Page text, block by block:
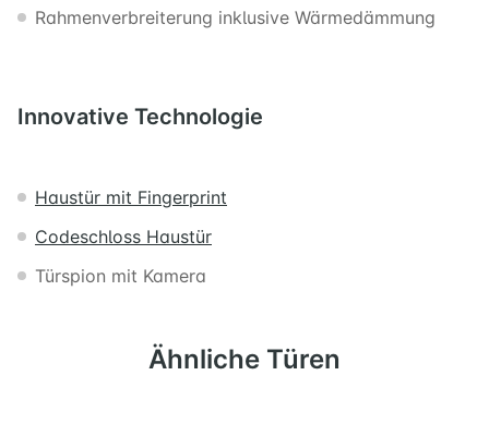
Rahmenverbreiterung inklusive Wärmedämmung
Innovative Technologie
Haustür mit Fingerprint
Codeschloss Haustür
Türspion mit Kamera
Ähnliche Türen